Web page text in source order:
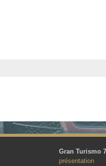
Gran Turismo 7
présentation